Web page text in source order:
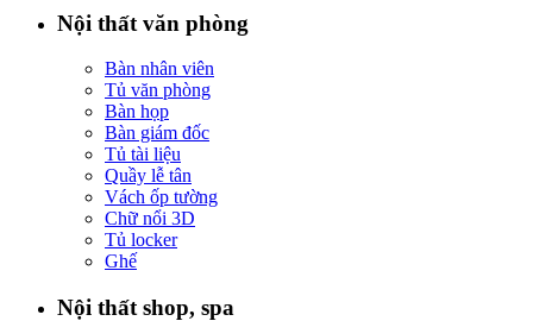
Nội thất văn phòng
Bàn nhân viên
Tủ văn phòng
Bàn họp
Bàn giám đốc
Tủ tài liệu
Quầy lễ tân
Vách ốp tường
Chữ nổi 3D
Tủ locker
Ghế
Nội thất shop, spa